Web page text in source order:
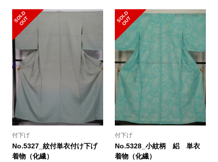
S
O
L
D
O
U
T
付下げ
No.5327_紋付単衣付け下げ
着物（化繊）
S
O
L
D
O
U
T
付下げ
No.5328_小紋柄 絽 単衣
着物（化繊）